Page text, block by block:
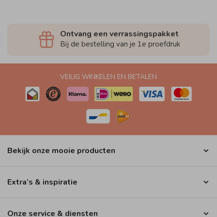
Ontvang een verrassingspakket
Bij de bestelling van je 1e proefdruk
VEILIG WINKELEN EN BETALEN
Bekijk onze mooie producten
Extra’s & inspiratie
Onze service & diensten